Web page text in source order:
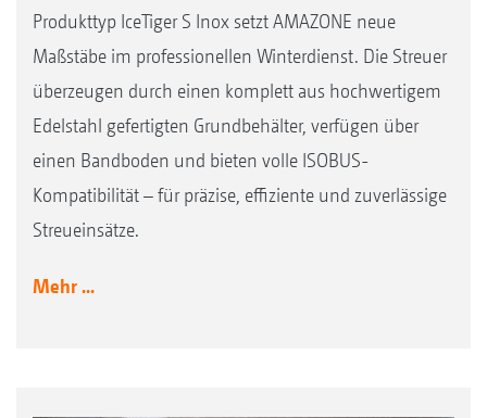
Produkttyp IceTiger S Inox setzt AMAZONE neue
Maßstäbe im professionellen Winterdienst. Die Streuer
überzeugen durch einen komplett aus hochwertigem
Edelstahl gefertigten Grundbehälter, verfügen über
einen Bandboden und bieten volle ISOBUS-
Kompatibilität – für präzise, effiziente und zuverlässige
Streueinsätze.
Mehr ...